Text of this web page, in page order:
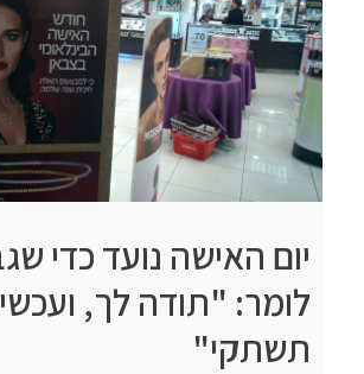
יום האישה נועד כדי
לומר: "תודה לך,
תשתקי"